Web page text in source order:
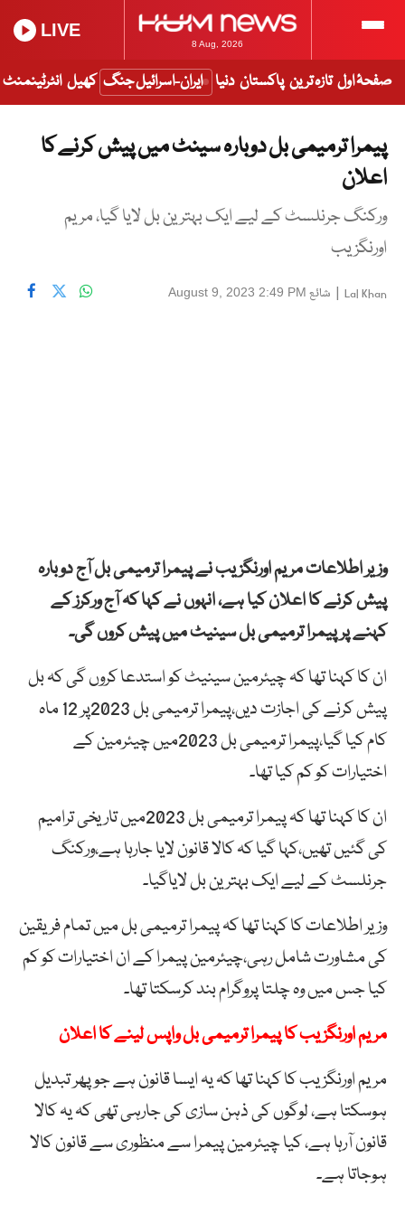
8 Aug, 2026
LIVE
صفحۂ اول تازہ ترین پاکستان دنیا ایران-اسرائیل جنگ کھیل انٹرٹینمنٹ
پیمرا ترمیمی بل دوبارہ سینٹ میں پیش کرنے کا
اعلان
ورکنگ جرنلسٹ کے لیے ایک بہترین بل لایا گیا، مریم
اورنگزیب
Lal Khan
| شائع August 9, 2023 2:49 PM
وزیر اطلاعات مریم اورنگزیب نے پیمرا ترمیمی بل آج دوبارہ
پیش کرنے کا اعلان کیا ہے، انہوں نے کہا کہ آج ورکرز کے
کہنے پر پیمرا ترمیمی بل سینیٹ میں پیش کروں گی۔
ان کا کہنا تھا کہ چیئرمین سینیٹ کو استدعا کروں گی کہ بل
پیش کرنے کی اجازت دیں،پیمرا ترمیمی بل 2023پر 12 ماہ
کام کیا گیا،پیمرا ترمیمی بل 2023میں چیئرمین کے
اختیارات کو کم کیا تھا۔
ان کا کہنا تھا کہ پیمرا ترمیمی بل 2023میں تاریخی ترامیم
کی گئیں تھیں،کہا گیا کہ کالا قانون لایا جارہا ہے،ورکنگ
جرنلسٹ کے لیے ایک بہترین بل لایاگیا۔
وزیر اطلاعات کا کہنا تھا کہ پیمرا ترمیمی بل میں تمام فریقین
کی مشاورت شامل رہی،چیئرمین پیمرا کے ان اختیارات کو کم
کیا جس میں وہ چلتا پروگرام بند کرسکتا تھا۔
مریم اورنگزیب کا پیمرا ترمیمی بل واپس لینے کا اعلان
مریم اورنگزیب کا کہنا تھا کہ یہ ایسا قانون ہے جو پھر تبدیل
ہوسکتا ہے، لوگوں کی ذہن سازی کی جارہی تھی کہ یہ کالا
قانون آرہا ہے، کیا چیئرمین پیمرا سے منظوری سے قانون کالا
ہوجاتا ہے۔